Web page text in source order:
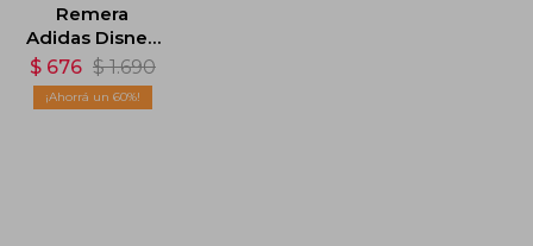
Remera
Adidas Disney
Lion King -
Amarillo
$ 676 $ 1.690
60